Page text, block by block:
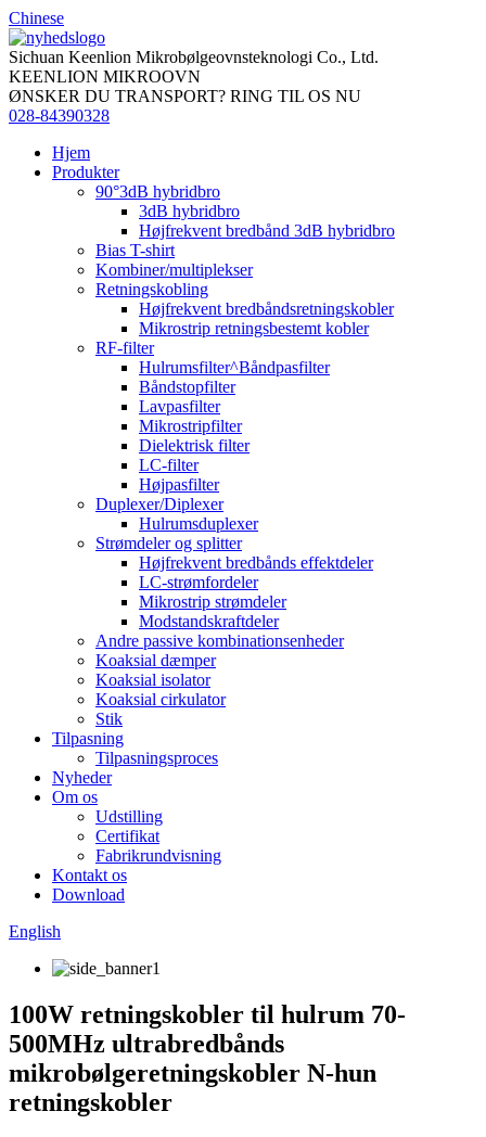
Chinese
Sichuan Keenlion Mikrobølgeovnsteknologi Co., Ltd.
KEENLION MIKROOVN
ØNSKER DU TRANSPORT? RING TIL OS NU
028-84390328
Hjem
Produkter
90°3dB hybridbro
3dB hybridbro
Højfrekvent bredbånd 3dB hybridbro
Bias T-shirt
Kombiner/multiplekser
Retningskobling
Højfrekvent bredbåndsretningskobler
Mikrostrip retningsbestemt kobler
RF-filter
Hulrumsfilter^Båndpasfilter
Båndstopfilter
Lavpasfilter
Mikrostripfilter
Dielektrisk filter
LC-filter
Højpasfilter
Duplexer/Diplexer
Hulrumsduplexer
Strømdeler og splitter
Højfrekvent bredbånds effektdeler
LC-strømfordeler
Mikrostrip strømdeler
Modstandskraftdeler
Andre passive kombinationsenheder
Koaksial dæmper
Koaksial isolator
Koaksial cirkulator
Stik
Tilpasning
Tilpasningsproces
Nyheder
Om os
Udstilling
Certifikat
Fabrikrundvisning
Kontakt os
Download
English
100W retningskobler til hulrum 70-
500MHz ultrabredbånds
mikrobølgeretningskobler N-hun
retningskobler